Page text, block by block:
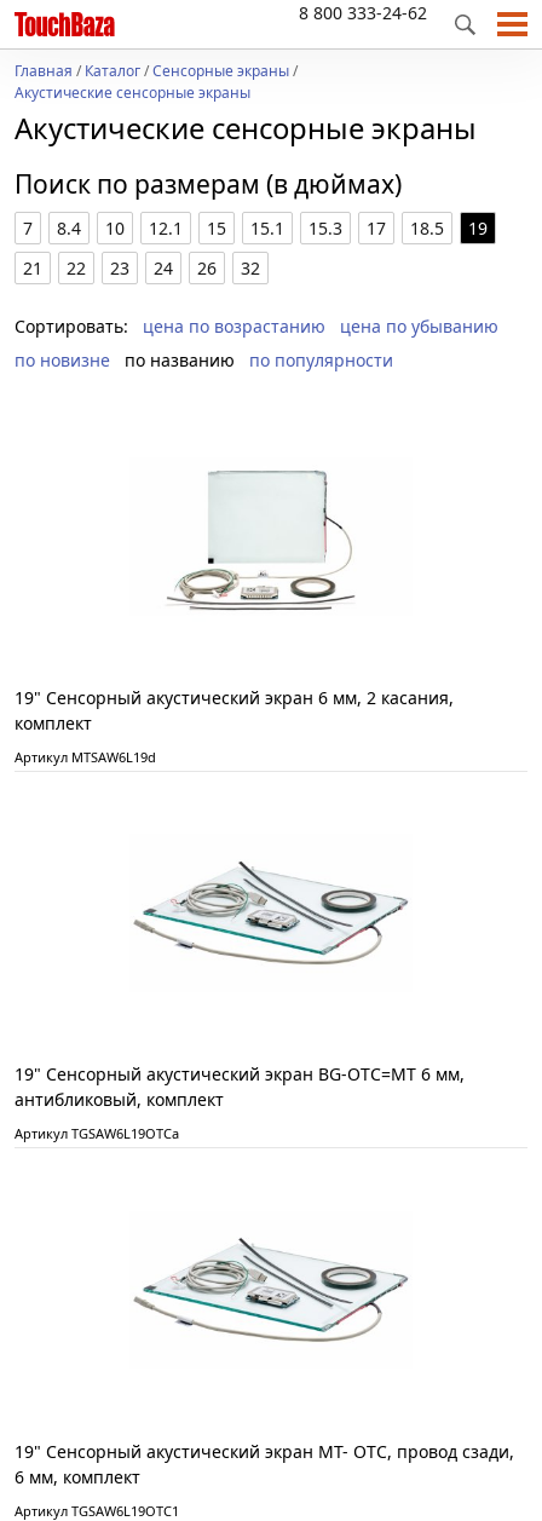
8 800 333-24-62
Главная /Каталог/Сенсорные экраны/
Акустические сенсорные экраны
Акустические сенсорные экраны
Поиск по размерам (в дюймах)
7 8.4 10 12.1 15 15.1 15.3 17 18.5
19
21
22 23 24 26 32
Сортировать: цена по возрастанию
цена по убыванию
по новизне
по названию по популярности
19" Сенсорный акустический экран 6 мм, 2 касания,
комплект
Артикул MTSAW6L19d
19" Сенсорный акустический экран BG-OTC=MT 6 мм,
антибликовый, комплект
Артикул TGSAW6L19OTCa
19" Сенсорный акустический экран MT- ОТС, провод сзади,
6 мм, комплект
Артикул TGSAW6L19OTC1